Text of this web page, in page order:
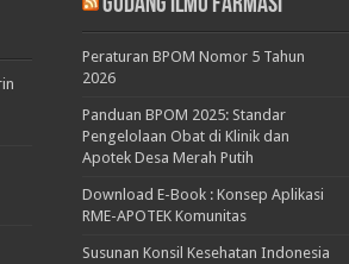
Peraturan BPOM Nomor 5 Tahun
2026
Panduan BPOM 2025: Standar
Pengelolaan Obat di Klinik dan
Apotek Desa Merah Putih
Download E-Book : Konsep Aplikasi
RME-APOTEK Komunitas
Susunan Konsil Kesehatan Indonesia